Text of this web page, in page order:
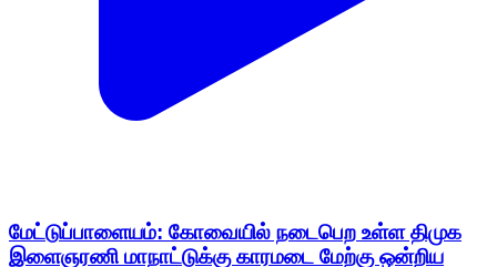
மேட்டுப்பாளையம்: கோவையில் நடைபெற உள்ள திமுக
இளைஞரணி மாநாட்டுக்கு காரமடை மேற்கு ஒன்றிய